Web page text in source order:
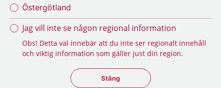
Östergötland
Jag vill inte se någon regional information
Obs! Detta val innebär att du inte ser regionalt innehåll
och viktig information som gäller just din region.
Stäng regionsväljaren
Stäng